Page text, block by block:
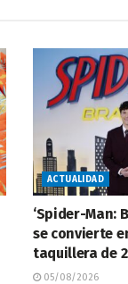
ACTUALIDAD
‘Spider-Man:
se convierte
taquillera de
05/08/2026